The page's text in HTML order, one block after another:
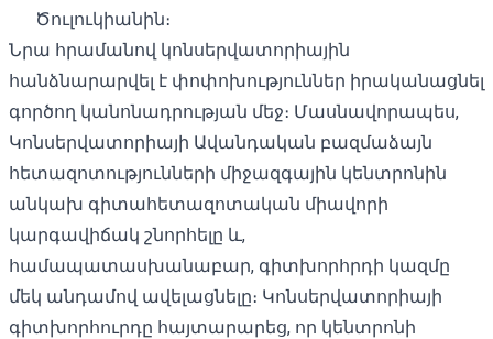
Ծուլուկիանին։
Նրա հրամանով կոնսերվատորիային
հանձնարարվել է փոփոխություններ իրականացնել
գործող կանոնադրության մեջ։ Մասնավորապես,
Կոնսերվատորիայի Ավանդական բազմաձայն
հետազոտությունների միջազգային կենտրոնին
անկախ գիտահետազոտական ​​միավորի
կարգավիճակ շնորհելը և,
համապատասխանաբար, գիտխորհրդի կազմը
մեկ անդամով ավելացնելը։ Կոնսերվատորիայի
գիտխորհուրդը հայտարարեց, որ կենտրոնի